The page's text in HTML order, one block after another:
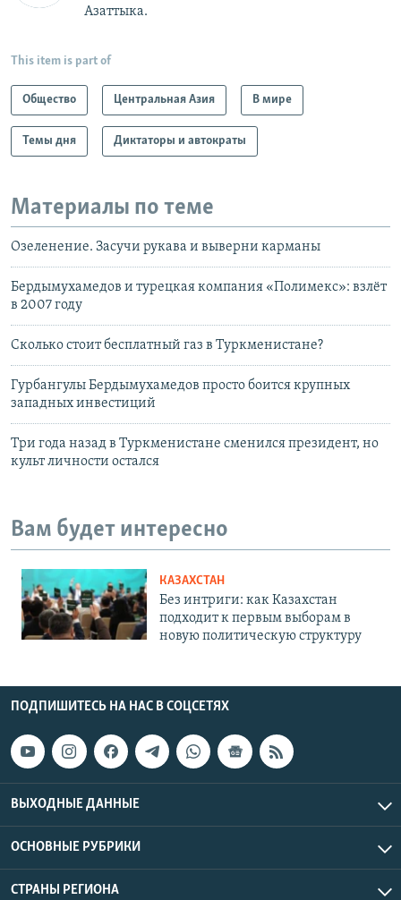
Азаттыка.
This item is part of
Общество Центральная Азия В мире
Темы дня Диктаторы и автократы
Материалы по теме
Озеленение. Засучи рукава и выверни карманы
Бердымухамедов и турецкая компания «Полимекс»: взлёт
в 2007 году
Сколько стоит бесплатный газ в Туркменистане?
Гурбангулы Бердымухамедов просто боится крупных
западных инвестиций
Три года назад в Туркменистане сменился президент, но
культ личности остался
Вам будет интересно
КАЗАХСТАН
Без интриги: как Казахстан
подходит к первым выборам в
новую политическую структуру
ПОДПИШИТЕСЬ НА НАС В СОЦСЕТЯХ
ВЫХОДНЫЕ ДАННЫЕ
ОСНОВНЫЕ РУБРИКИ
СТРАНЫ РЕГИОНА